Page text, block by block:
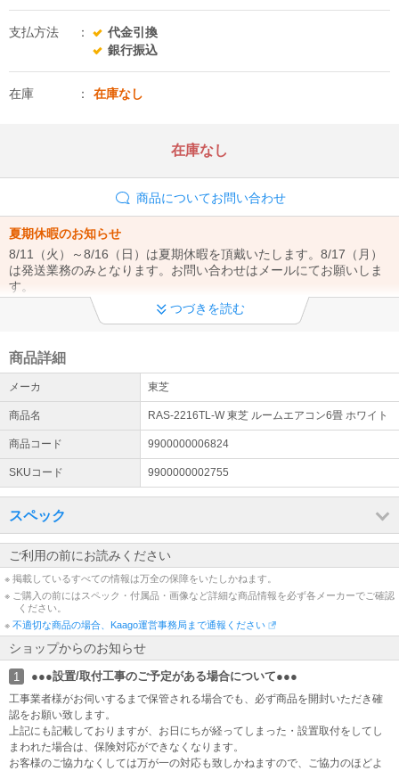
支払方法
代金引換
銀行振込
在庫 在庫なし
在庫なし
商品についてお問い合わせ
夏期休暇のお知らせ
8/11（火）～8/16（日）は夏期休暇を頂戴いたします。8/17（月）
は発送業務のみとなります。お問い合わせはメールにてお願いしま
す。
【重要：熊本地震の影響による遅延と配送停止のお知らせ】
ます。この地震の影響により、九州地方へのお届け遅延が発生して
おります。
【重要】お問合せ回答について
ただ今お問合せが急増しており返信にお時間をいただいておりま
す。2-3営業日内にはお返事できますよう対応しております。また
「よくあるご質問」もご参考いたけますと幸いです。
詳細はこちら
エアコン設置工事がどのくらいで対応できるかについて
7月末現在、6月上旬より変わらず立て込んでおります。詳しくはリ
ンク先をご参考ください。
詳細はこちら
ヤマトホームコンビニエンス社名変更のお知らせ
ヤマトホームコンビニエンス（クロネコヤマト家財宅配便）は2025
年1月1日より「アートセッティングデリバリー」に社名変更となり
ましたが、代金引換の領収書のみ今しばらく旧名称のまま発行され
ます。
【石川県の大雨に伴う配送への影響について】
石川県で発生した大雨の影響により冠水・氾濫が発生し道路状況が
悪化しており、一部地域においてお届け停止及び大幅な遅れが生じ
ております。
つづきを読む
商品詳細
メーカ 東芝
商品名 RAS-2216TL-W 東芝 ルームエアコン6畳 ホワイト
商品コード 9900000006824
SKUコード 9900000002755
スペック
ご利用の前にお読みください
※ 掲載しているすべての情報は万全の保障をいたしかねます。
※ ご購入の前にはスペック・付属品・画像など詳細な商品情報を必ず各メーカーでご確認
ください。
※ 不適切な商品の場合、Kaago運営事務局まで通報ください
ショップからのお知らせ
1 ●●●設置/取付工事のご予定がある場合について●●●
工事業者様がお伺いするまで保管される場合でも、必ず商品を開封いただき確
認をお願い致します。
上記にも記載しておりますが、お日にちが経ってしまった・設置取付をしてし
まわれた場合は、保険対応ができなくなります。
お客様のご協力なくしては万が一の対応も致しかねますので、ご協力のほどよ